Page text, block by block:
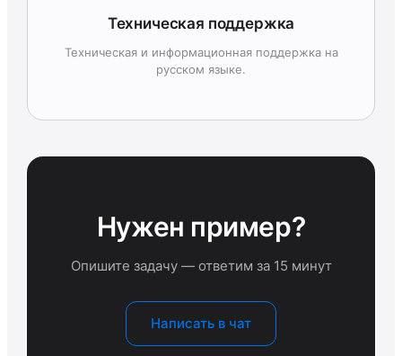
Техническая поддержка
Техническая и информационная поддержка на
русском языке.
Нужен пример?
Опишите задачу — ответим за 15 минут
Написать в чат